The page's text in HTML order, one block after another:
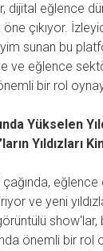
dijital eğlence
çıkıyor.
sunan bu
ve eğlence
bir rol
Yükselen
Yıldızları
eğlence
ve yeni
show'lar,
önemli bir rol